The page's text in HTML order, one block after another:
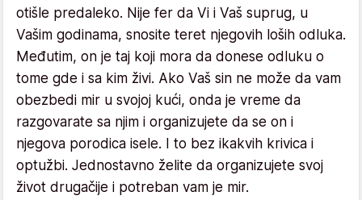
otišle predaleko. Nije fer da Vi i Vaš suprug, u
Vašim godinama, snosite teret njegovih loših odluka.
Međutim, on je taj koji mora da donese odluku o
tome gde i sa kim živi. Ako Vaš sin ne može da vam
obezbedi mir u svojoj kući, onda je vreme da
razgovarate sa njim i organizujete da se on i
njegova porodica isele. I to bez ikakvih krivica i
optužbi. Jednostavno želite da organizujete svoj
život drugačije i potreban vam je mir.